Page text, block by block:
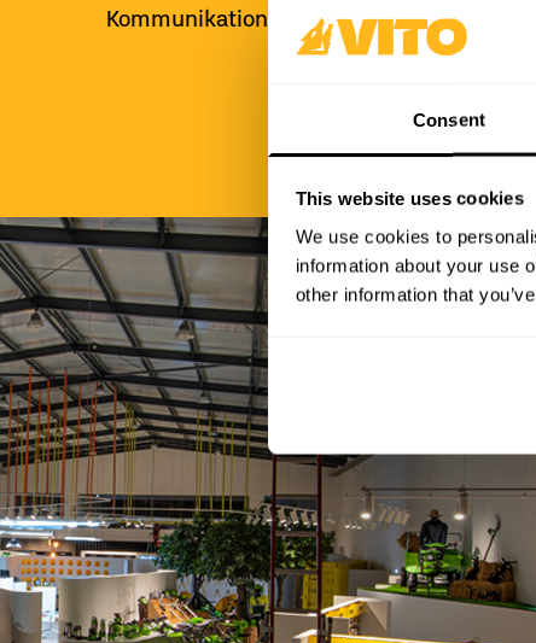
Consent
This website uses cookies
We use cookies to
information about your use
other information that
Kommunikationsebene.